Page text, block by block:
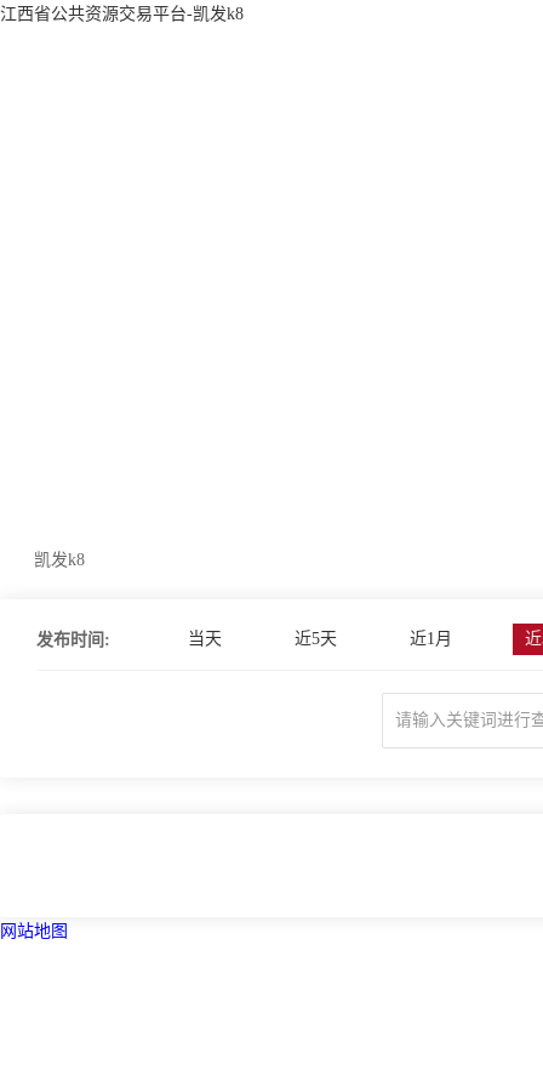
江西省公共资源交易平台-凯发k8
凯发k8
发布时间: 当天 近5天 近1月
网站地图